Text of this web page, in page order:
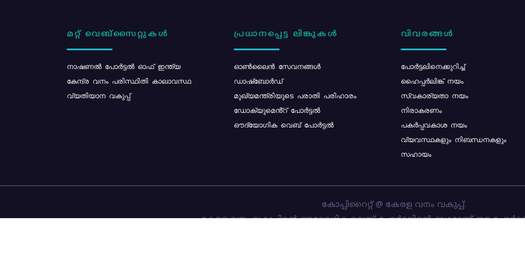
മറ്റ് വെബ്സൈറ്റുകൾ
നാഷണൽ പോർട്ടൽ ഓഫ് ഇന്ത്യ
കേന്ദ്ര വനം പരിസ്ഥിതി കാലാവസ്ഥ
വ്യതിയാന വകുപ്പ്
പ്രധാനപ്പെട്ട ലിങ്കുകൾ
ഓൺലൈൻ സേവനങ്ങൾ
ഡാഷ്ബോർഡ്
മുഖ്യമന്ത്രിയുടെ പരാതി പരിഹാരം
ഡോക്യുമെൻ്റ് പോർട്ടൽ
ഔദ്യോഗിക വെബ് പോർട്ടൽ
വിവരങ്ങൾ
പോര്‍ട്ടലിനെക്കുറിച്ച്
ഹൈപ്പർലിങ്ക് നയം
സ്വകാര്യതാ നയം
നിരാകരണം
പകർപ്പവകാശ നയം
വ്യവസ്ഥകളും നിബന്ധനകളും
സഹായം
കോപ്പിറൈറ്റ് @ കേരള വനം വകുപ്പ്.
കേരള വനം വകുപ്പിന്റെ ഔദ്യോഗിക വെബ്-പോർട്ടലിന്റെ ഭാഗമാണ് ഈ